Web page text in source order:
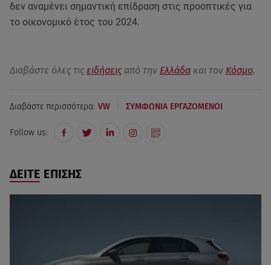
δεν αναμένει σημαντική επίδραση στις προοπτικές για
το οικονομικό έτος του 2024.
Διαβάστε όλες τις ειδήσεις από την Ελλάδα και τον Κόσμο.
Διαβάστε περισσότερα: VW ΣΥΜΦΩΝΙΑ ΕΡΓΑΖΟΜΕΝΟΙ
Follow us:
ΔΕΙΤΕ ΕΠΙΣΗΣ